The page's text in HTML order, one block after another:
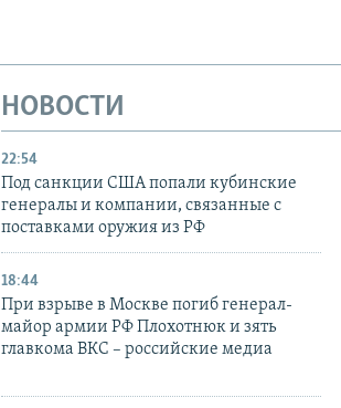
НОВОСТИ
22:54
Под санкции США попали кубинские
генералы и компании, связанные с
поставками оружия из РФ
18:44
При взрыве в Москве погиб генерал-
майор армии РФ Плохотнюк и зять
главкома ВКС – российские медиа